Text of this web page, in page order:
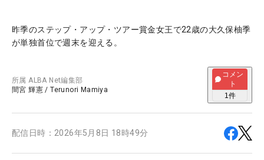
昨季のステップ・アップ・ツアー賞金女王で22歳の大久保柚季
が単独首位で週末を迎える。
所属ALBA Net編集部
間宮 輝憲 /Terunori Mamiya
コメン
ト
1件
配信日時： 2026年5月8日 18時49分